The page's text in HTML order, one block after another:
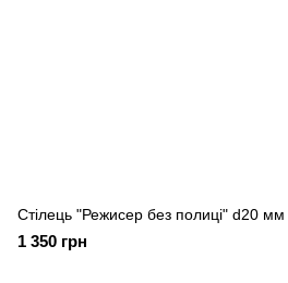
Стілець "Режисер без полиці" d20
1 350 грн